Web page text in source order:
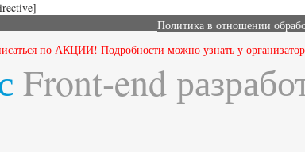
Политика в отношении
по АКЦИИ! Подробности можно узнать у
Front-end